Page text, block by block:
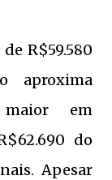
R$59.580
aproxima
em
do
Apesar